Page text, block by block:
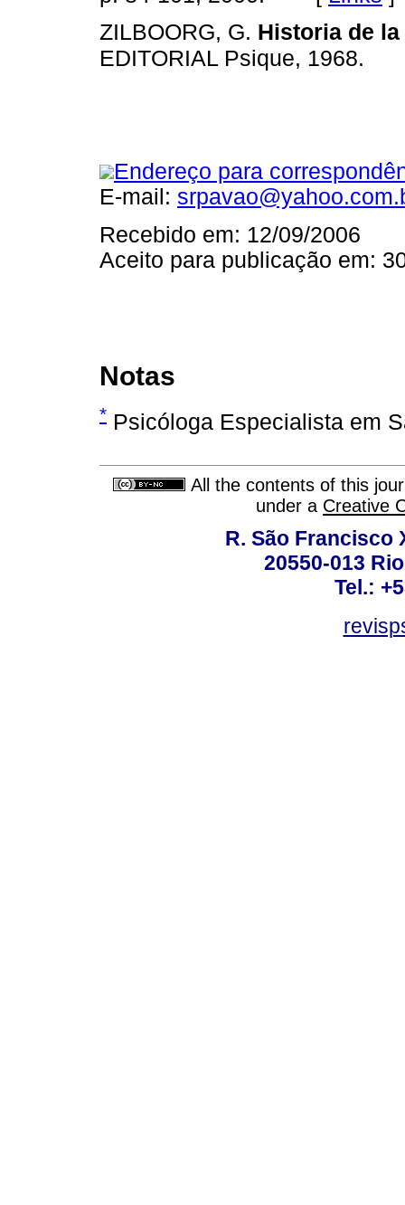
ZILBOORG, G. Historia de
EDITORIAL Psique, 1968.
Endereço para
E-mail:
Recebido em: 12/09/2006
Aceito para publicação em:
Notas
* Psicóloga Especialista em
All the contents of this
under a Creative
R. São Francisco
20550-013
Tel.: